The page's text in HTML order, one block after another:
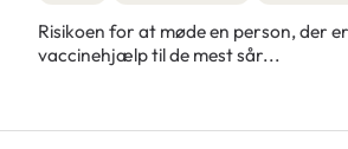
Risikoen for at møde en person, der
vaccinehjælp til de mest sår...